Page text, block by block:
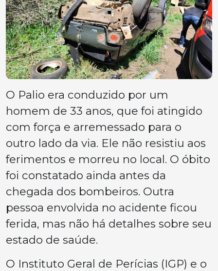
O Palio era conduzido por um
homem de 33 anos, que foi atingido
com força e arremessado para o
outro lado da via. Ele não resistiu aos
ferimentos e morreu no local. O óbito
foi constatado ainda antes da
chegada dos bombeiros. Outra
pessoa envolvida no acidente ficou
ferida, mas não há detalhes sobre seu
estado de saúde.
O Instituto Geral de Perícias (IGP) e o